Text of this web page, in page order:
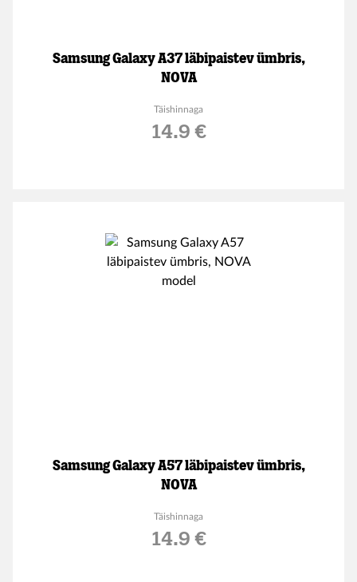
Samsung Galaxy A37 läbipaistev ümbris,
NOVA
Täishinnaga
14.9 €
Samsung Galaxy A57 läbipaistev ümbris,
NOVA
Täishinnaga
14.9 €